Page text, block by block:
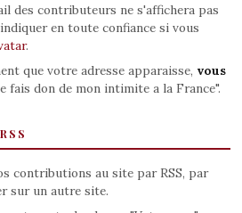
des contributeurs ne s'affichera pas
en toute confiance si vous
.
que votre adresse apparaisse, vous
fais don de mon intimite a la France".
contributions au site par RSS, par
sur un autre site.